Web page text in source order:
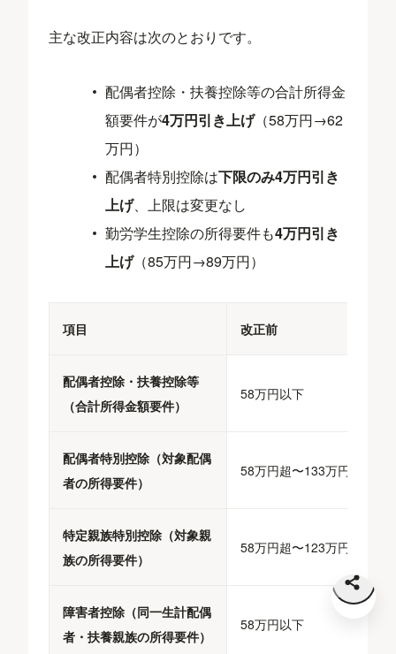
主な改正内容は次のとおりです。
配偶者控除・扶養控除等の合計所得金
額要件が4万円引き上げ（58万円→62
万円）
配偶者特別控除は下限のみ4万円引き
上げ、上限は変更なし
勤労学生控除の所得要件も4万円引き
上げ（85万円→89万円）
項目 改正前
配偶者控除・扶養控除等
（合計所得金額要件）
58万円以下
配偶者特別控除（対象配偶
者の所得要件）
58万円超〜133万円以下
特定親族特別控除（対象親
族の所得要件）
58万円超〜123万円以下
障害者控除（同一生計配偶
者・扶養親族の所得要件）
58万円以下